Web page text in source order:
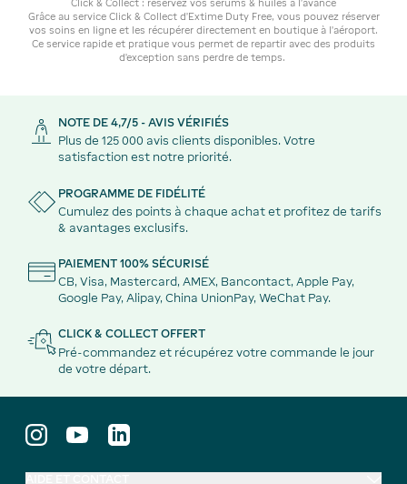
Click & Collect : réservez vos sérums & huiles à l’avance
Grâce au service Click & Collect d’Extime Duty Free, vous pouvez réserver
vos soins en ligne et les récupérer directement en boutique à l’aéroport.
Ce service rapide et pratique vous permet de repartir avec des produits
d’exception sans perdre de temps.
NOTE DE 4,7/5 - AVIS VÉRIFIÉS
Plus de 125 000 avis clients disponibles. Votre
satisfaction est notre priorité.
PROGRAMME DE FIDÉLITÉ
Cumulez des points à chaque achat et profitez de tarifs
& avantages exclusifs.
PAIEMENT 100% SÉCURISÉ
CB, Visa, Mastercard, AMEX, Bancontact, Apple Pay,
Google Pay, Alipay, China UnionPay, WeChat Pay.
CLICK & COLLECT OFFERT
Pré-commandez et récupérez votre commande le jour
de votre départ.